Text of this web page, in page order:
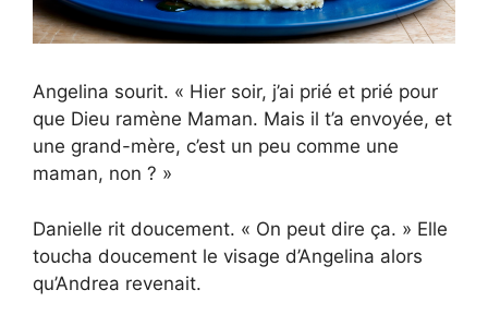
Angelina sourit. « Hier soir, j’ai prié et prié pour
que Dieu ramène Maman. Mais il t’a envoyée, et
une grand-mère, c’est un peu comme une
maman, non ? »
Danielle rit doucement. « On peut dire ça. » Elle
toucha doucement le visage d’Angelina alors
qu’Andrea revenait.